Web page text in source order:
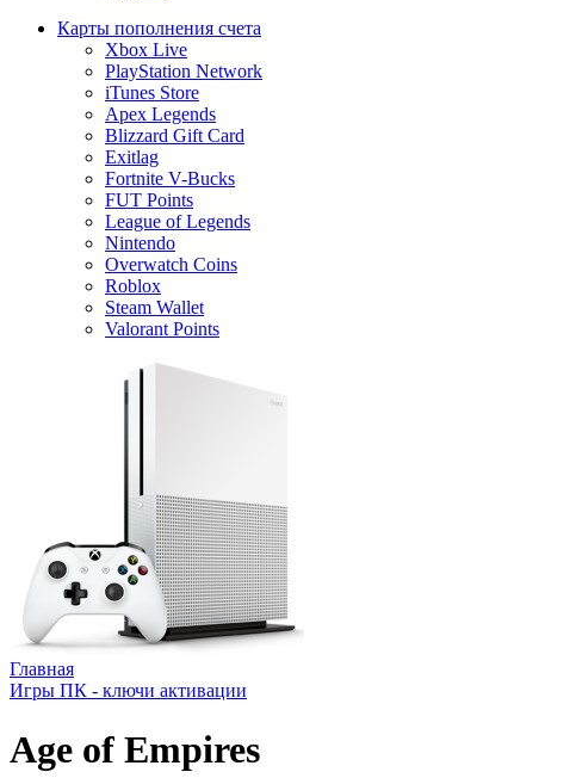
Карты пополнения счета
Xbox Live
PlayStation Network
iTunes Store
Apex Legends
Blizzard Gift Card
Exitlag
Fortnite V-Bucks
FUT Points
League of Legends
Nintendo
Overwatch Coins
Roblox
Steam Wallet
Valorant Points
Главная
Игры ПК - ключи активации
Age of Empires